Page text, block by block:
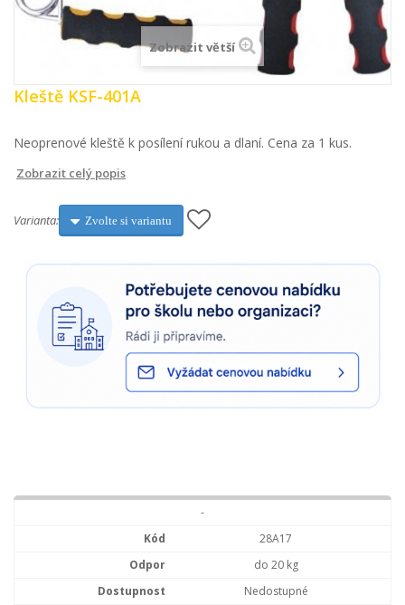
Zobrazit větší
Kleště KSF-401A
Neoprenové kleště k posílení rukou a dlaní. Cena za 1 kus.
Zobrazit celý popis
Varianta: Zvolte si variantu
-
28A17
do 20 kg
Nedostupné